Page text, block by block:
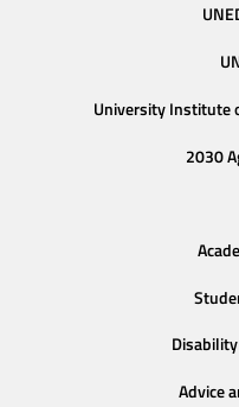
University Institute
2030
Advice